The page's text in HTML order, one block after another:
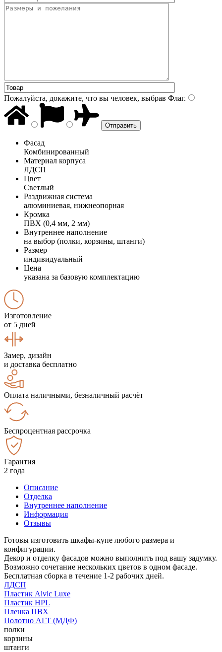
Пожалуйста, докажите, что вы человек, выбрав Флаг.
Фасад
Комбинированный
Материал корпуса
ЛДСП
Цвет
Светлый
Раздвижная система
алюминиевая, нижнеопорная
Кромка
ПВХ (0,4 мм, 2 мм)
Внутреннее наполнение
на выбор (полки, корзины, штанги)
Размер
индивидуальный
Цена
указана за базовую комплектацию
Изготовление
от 5 дней
Замер, дизайн
и доставка бесплатно
Оплата наличными, безналичный расчёт
Беспроцентная рассрочка
Гарантия
2 года
Описание
Отделка
Внутреннее наполнение
Информация
Отзывы
Готовы изготовить шкафы-купе любого размера и
конфигурации.
Декор и отделку фасадов можно выполнить под вашу задумку.
Возможно сочетание нескольких цветов в одном фасаде.
Бесплатная сборка в течение 1-2 рабочих дней.
ЛДСП
Пластик Alvic Luxe
Пластик HPL
Пленка ПВХ
Полотно АГТ (МДФ)
полки
корзины
штанги